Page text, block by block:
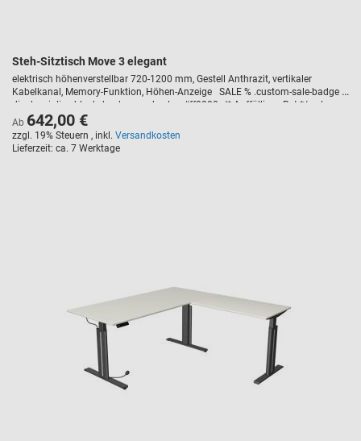
Steh-Sitztisch Move 3 elegant
elektrisch höhenverstellbar 720-1200 mm, Gestell Anthrazit, vertikaler
Kabelkanal, Memory-Funktion, Höhen-Anzeige SALE % .custom-sale-badge {
display: inline-block; background-color: #ff0000; /* Auffälliges Rot */ color:
#ffffff; /* Weiße Schrift */ font-weight: bold; text-transform: uppercase;
padding: 5px 10px; border-radius: 3px; font-size: 14px; margin-bottom: 10px;
letter-spacing: 1px; }
Ab 642,00 €
zzgl. 19% Steuern , inkl. Versandkosten
Lieferzeit ca. 7 Werktage